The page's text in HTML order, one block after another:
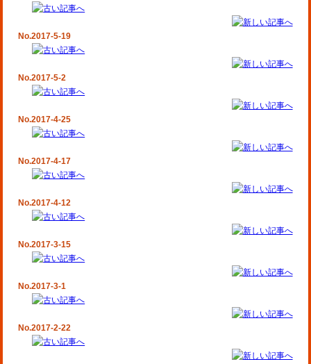
No.2017-5-19
No.2017-5-2
No.2017-4-25
No.2017-4-17
No.2017-4-12
No.2017-3-15
No.2017-3-1
No.2017-2-22